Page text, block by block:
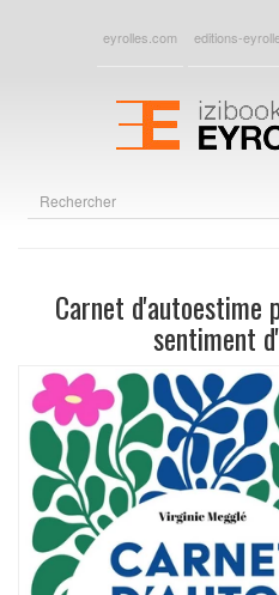
eyrolles.com editions-
Carnet d'autoestime
sentiment